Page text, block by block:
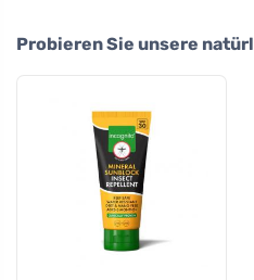
Probieren Sie unsere